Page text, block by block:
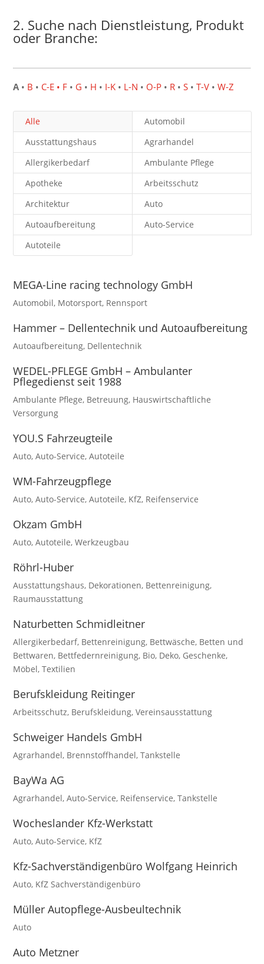
2. Suche nach Dienstleistung, Produkt
oder Branche:
A• B • C-E • F • G • H • I-K • L-N • O-P • R •S •T-V •W-Z
Alle
Automobil
Ausstattungshaus
Agrarhandel
Allergikerbedarf
Ambulante Pflege
Apotheke
Arbeitsschutz
Architektur
Auto
Autoaufbereitung
Auto-Service
Autoteile
MEGA-Line racing technology GmbH
Automobil, Motorsport, Rennsport
Hammer – Dellentechnik und Autoaufbereitung
Autoaufbereitung, Dellentechnik
WEDEL-PFLEGE GmbH – Ambulanter
Pflegedienst seit 1988
Ambulante Pflege, Betreuung, Hauswirtschaftliche
Versorgung
YOU.S Fahrzeugteile
Auto,Auto-Service,Autoteile
WM-Fahrzeugpflege
Auto,Auto-Service,Autoteile, KfZ, Reifenservice
Okzam GmbH
Auto,Autoteile,Werkzeugbau
Röhrl-Huber
Ausstattungshaus, Dekorationen, Bettenreinigung,
Raumausstattung
Naturbetten Schmidleitner
Allergikerbedarf, Bettenreinigung, Bettwäsche, Betten und
Bettwaren, Bettfedernreinigung, Bio, Deko, Geschenke,
Möbel,Textilien
Berufskleidung Reitinger
Arbeitsschutz, Berufskleidung,Vereinsausstattung
Schweiger Handels GmbH
Agrarhandel, Brennstoffhandel,Tankstelle
BayWa AG
Agrarhandel,Auto-Service, Reifenservice,Tankstelle
Wocheslander Kfz-Werkstatt
Auto,Auto-Service, KfZ
Kfz-Sachverständigenbüro Wolfgang Heinrich
Auto, KfZ Sachverständigenbüro
Müller Autopflege-Ausbeultechnik
Auto
Auto Metzner